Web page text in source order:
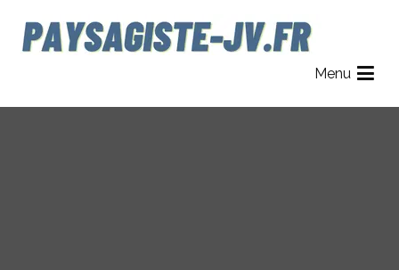
contenu
Menu